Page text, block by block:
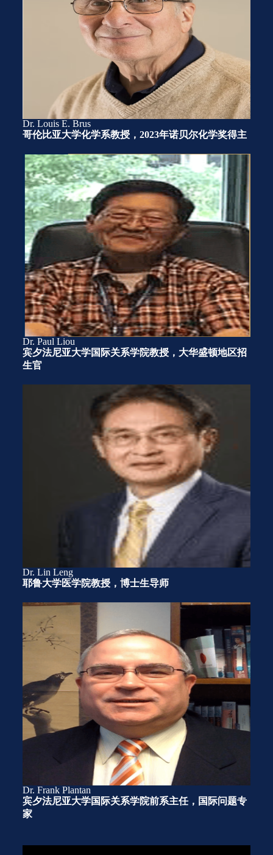
Dr. Louis E. Brus
哥伦比亚大学化学系教授，2023年诺贝尔化学奖得主
Dr. Paul Liou
宾夕法尼亚大学国际关系学院教授，大华盛顿地区招
生官
Dr. Lin Leng
耶鲁大学医学院教授，博士生导师
Dr. Frank Plantan
宾夕法尼亚大学国际关系学院前系主任，国际问题专
家